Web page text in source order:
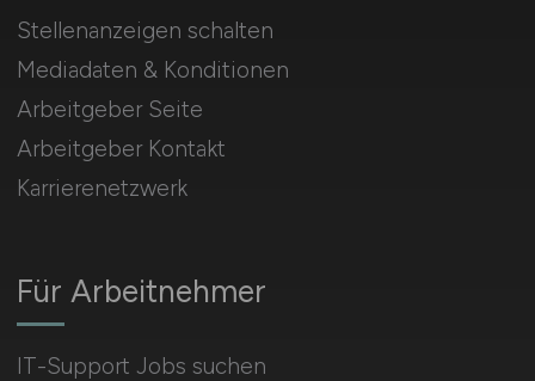
Für Arbeitnehmer
IT-Support Jobs suchen
Stellenanzeigen schalten
Mediadaten & Konditionen
Arbeitgeber Seite
Arbeitgeber Kontakt
Karrierenetzwerk